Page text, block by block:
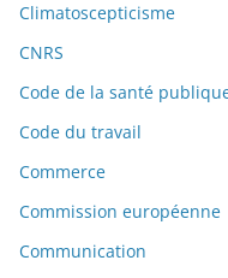
Climatoscepticisme
CNRS
Code de la santé
Code du travail
Commerce
Commission européenne
Communication